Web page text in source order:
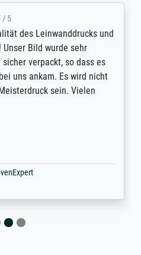
Leinwanddrucks und
Bild wurde sehr
verpackt, so dass es
ankam. Es wird nicht
sein. Vielen